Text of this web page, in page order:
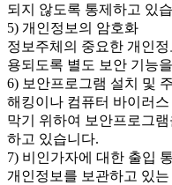
되지 않도록 통제하고 있
5) 개인정보의 암호화
정보주체의 중요한 개인
용되도록 별도 보안 기능
6) 보안프로그램 설치 및
해킹이나 컴퓨터 바이러
막기 위하여 보안프로그
하고 있습니다.
7) 비인가자에 대한 출입
개인정보를 보관하고 있